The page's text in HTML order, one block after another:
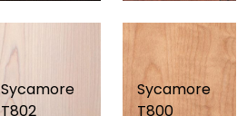
Sycamore
T802
Sycamore
T800